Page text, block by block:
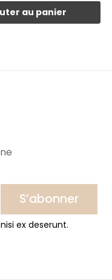
au panier
S’abonner
ex deserunt.